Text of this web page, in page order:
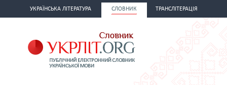
УКРАЇНСЬКА ЛІТЕРАТУРА СЛОВНИК ТРАНСЛІТЕРАЦІЯ